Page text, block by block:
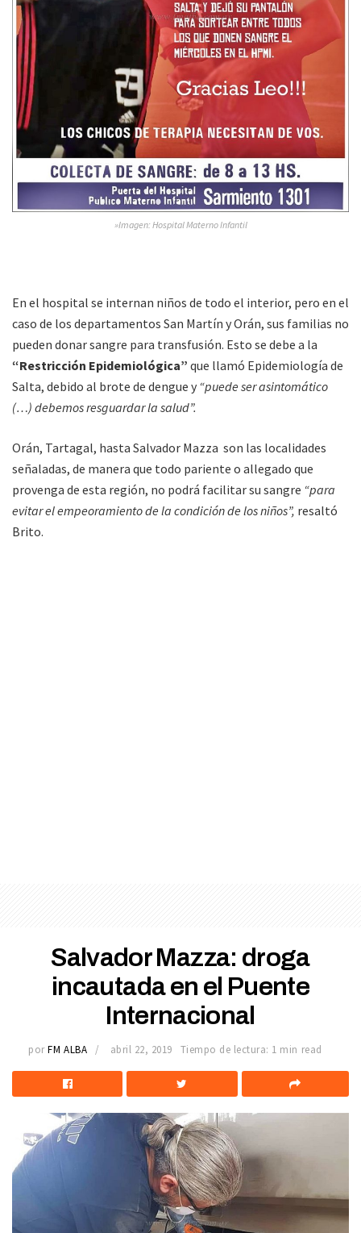
»Imagen: Hospital Materno Infantil
En el hospital se internan niños de todo el interior, pero en el
caso de los departamentos San Martín y Orán, sus familias no
pueden donar sangre para transfusión. Esto se debe a la
“Restricción Epidemiológica” que llamó Epidemiología de
Salta, debido al brote de dengue y “puede ser asintomático
(…) debemos resguardar la salud”.
Orán, Tartagal, hasta Salvador Mazza son las localidades
señaladas, de manera que todo pariente o allegado que
provenga de esta región, no podrá facilitar su sangre “para
evitar el empeoramiento de la condición de los niños”, resaltó
Brito.
Salvador Mazza: droga
incautada en el Puente
Internacional
por FM ALBA abril 22, 2019 Tiempo de lectura: 1 min read